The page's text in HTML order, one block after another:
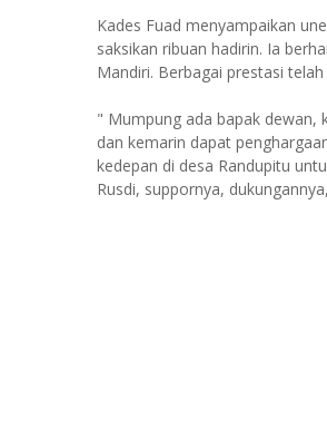
Kades Fuad menyampaikan
saksikan ribuan hadirin. Ia
Mandiri. Berbagai prestasi
" Mumpung ada bapak dewan,
dan kemarin dapat
kedepan di desa Randupitu
Rusdi, suppornya,